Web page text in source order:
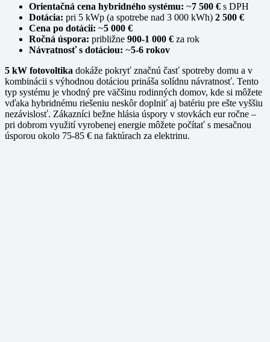
Orientačná cena hybridného systému: ~7 500 € s DPH
Dotácia: pri 5 kWp (a spotrebe nad 3 000 kWh) 2 500 €
Cena po dotácii: ~5 000 €
Ročná úspora: približne 900-1 000 € za rok
Návratnosť s dotáciou: ~5-6 rokov
5 kW fotovoltika dokáže pokryť značnú časť spotreby domu a v
kombinácii s výhodnou dotáciou prináša solídnu návratnosť. Tento
typ systému je vhodný pre väčšinu rodinných domov, kde si môžete
vďaka hybridnému riešeniu neskôr doplniť aj batériu pre ešte vyššiu
nezávislosť. Zákazníci bežne hlásia úspory v stovkách eur ročne –
pri dobrom využití vyrobenej energie môžete počítať s mesačnou
úsporou okolo 75-85 € na faktúrach za elektrinu.